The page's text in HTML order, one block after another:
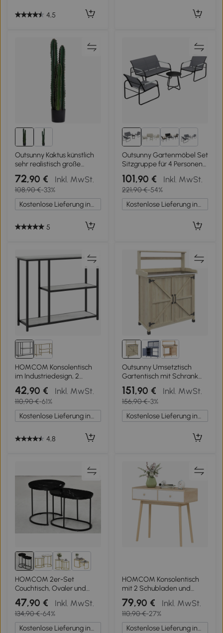
4,5
Outsunny Kaktus künstlich
sehr realistisch große
künstliche Pflanze Abm. Ø
17 x 98H cm Grün
72,90 € Inkl. MwSt.
108,90 €-33%
Kostenlose Lieferung innerhalb Deutschlands
5
4+
Outsunny Gartenmöbel Set
Sitzgruppe für 4 Personen
Atmungsaktiv
Gartenlounge mit 2er Sofa
2 Sessel Seilflecht Rund
Tisch Fußpads
101,90 € Inkl. MwSt.
221,90 €-54%
Kostenlose Lieferung innerhalb Deutschlands
HOMCOM Konsolentisch
im Industriedesign, 2
Regale, Marmor-Optik,
Schwarz + Weiß
42,90 € Inkl. MwSt.
110,90 €-61%
Kostenlose Lieferung innerhalb Deutschlands
4,8
Outsunny Umsetztisch
Gartentisch mit Schrank
und Ablagen und
Arbeitsplatte rutschfeste
Füße 90,5x41x124,5cm bois
naturel
151,90 € Inkl. MwSt.
156,90 €-3%
Kostenlose Lieferung innerhalb Deutschlands
HOMCOM 2er-Set
Couchtisch, Ovaler und
runder Kaffeetisch,
stapelbar, Marmoroptik,
MDF, Metall, Ø50 x 50,5H
cm, Schwarz
47,90 € Inkl. MwSt.
134,90 €-64%
Kostenlose Lieferung innerhalb Deutschlands
HOMCOM Konsolentisch
mit 2 Schubladen und
Holzfüßen, für
Wohnzimmer, Eingang, Flur,
86 x 35 x 75 cm, Eiche und
Weiß
79,90 € Inkl. MwSt.
110,90 €-27%
Kostenlose Lieferung innerhalb Deutschlands